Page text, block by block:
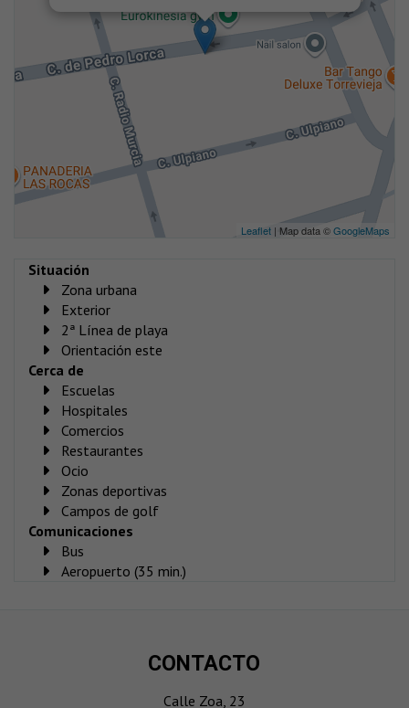
Leaflet | Map data ©GoogleMaps
Situación
Zona urbana
Exterior
2ª Línea de playa
Orientación este
Cerca de
Escuelas
Hospitales
Comercios
Restaurantes
Ocio
Zonas deportivas
Campos de golf
Comunicaciones
Bus
Aeropuerto (35 min.)
CONTACTO
Calle Zoa, 23